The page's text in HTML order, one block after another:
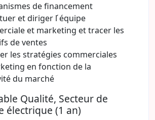
de financement
et diriger l ́équipe
et marketing et tracer les
de ventes
les stratégies commerciales
en fonction de la
du marché
Qualité, Secteur de
électrique (1 an)